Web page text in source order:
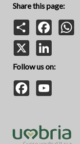
Share this page:
Share
Follow us on:
Facebook